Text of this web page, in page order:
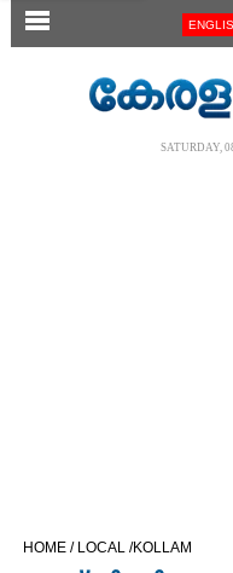
SECTIONS
SATURDAY,
HOME / LOCAL /KOLLAM